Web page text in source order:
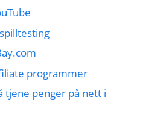
programmer
tjene penger på nett i